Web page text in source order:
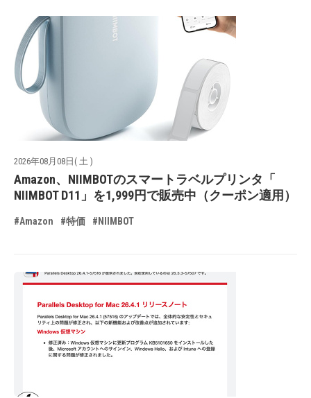
2026年08月08日( 土 )
Amazon、NIIMBOTのスマートラベルプリンタ「
NIIMBOT D11」を1,999円で販売中（クーポン適用）
#Amazon #特価 #NIIMBOT